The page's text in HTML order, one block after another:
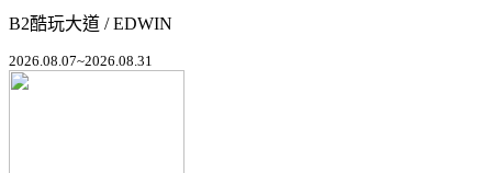
B2酷玩大道 / EDWIN
2026.08.07~2026.08.31